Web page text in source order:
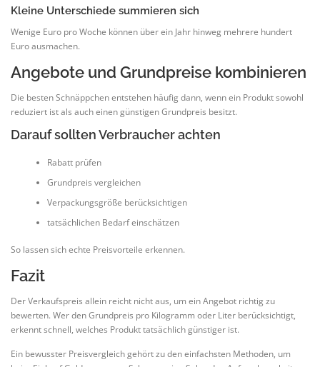
Kleine Unterschiede summieren sich
Wenige Euro pro Woche können über ein Jahr hinweg mehrere hundert
Euro ausmachen.
Angebote und Grundpreise kombinieren
Die besten Schnäppchen entstehen häufig dann, wenn ein Produkt sowohl
reduziert ist als auch einen günstigen Grundpreis besitzt.
Darauf sollten Verbraucher achten
Rabatt prüfen
Grundpreis vergleichen
Verpackungsgröße berücksichtigen
tatsächlichen Bedarf einschätzen
So lassen sich echte Preisvorteile erkennen.
Fazit
Der Verkaufspreis allein reicht nicht aus, um ein Angebot richtig zu
bewerten. Wer den Grundpreis pro Kilogramm oder Liter berücksichtigt,
erkennt schnell, welches Produkt tatsächlich günstiger ist.
Ein bewusster Preisvergleich gehört zu den einfachsten Methoden, um